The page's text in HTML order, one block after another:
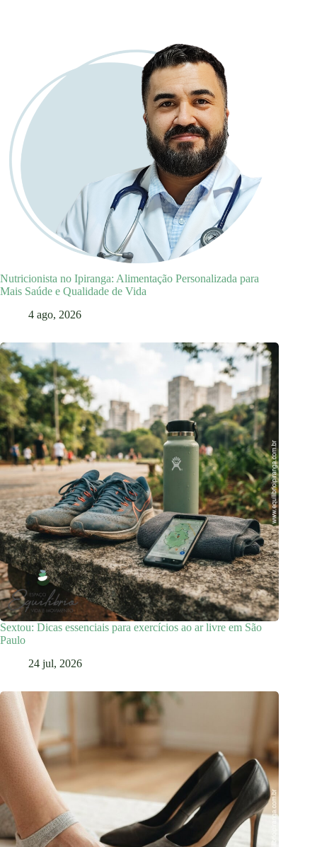
Nutricionista no Ipiranga: Alimentação Personalizada para
Mais Saúde e Qualidade de Vida
4 ago, 2026
Sextou: Dicas essenciais para exercícios ao ar livre em São
Paulo
24 jul, 2026